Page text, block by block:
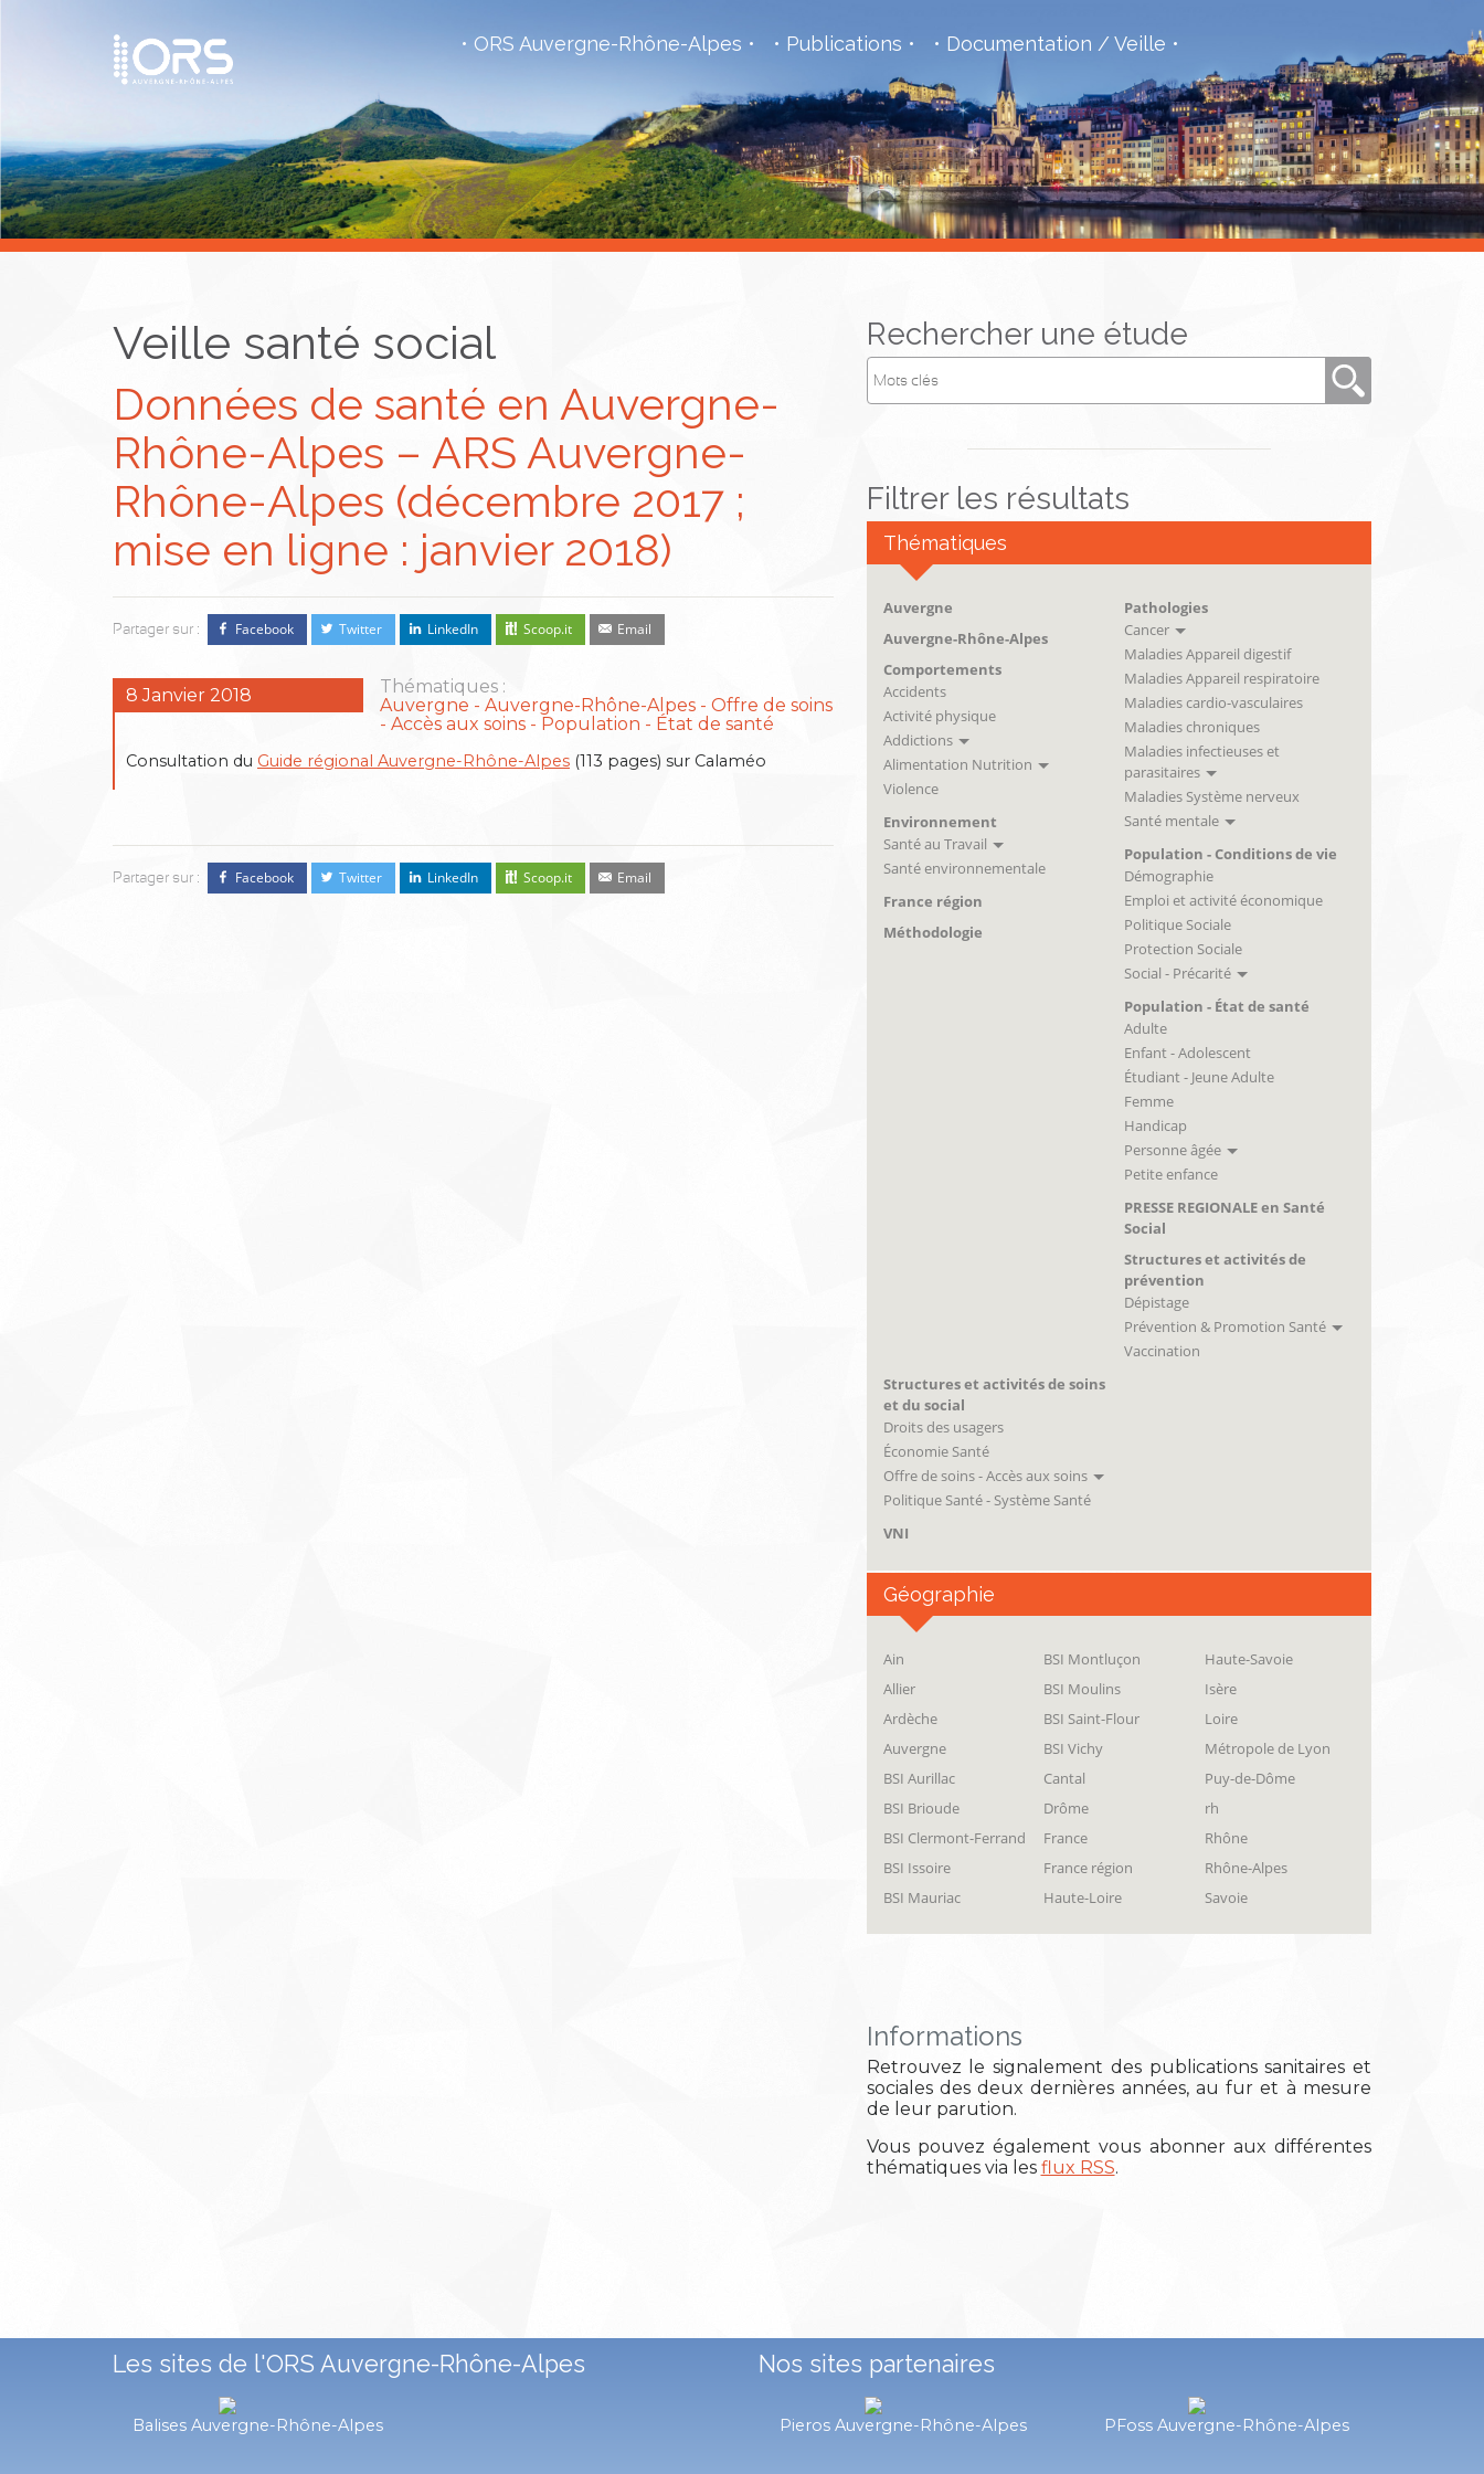
ORS Auvergne-Rhône-Alpes Publications Documentation / Veille
Rechercher une étude
Filtrer les résultats
Thématiques
Auvergne
Auvergne-Rhône-Alpes
Comportements
Accidents
Activité physique
Addictions
Alimentation Nutrition
Violence
Environnement
Santé au Travail
Santé environnementale
France région
Méthodologie
Pathologies
Cancer
Maladies Appareil digestif
Maladies Appareil respiratoire
Maladies cardio-vasculaires
Maladies chroniques
Maladies infectieuses et
parasitaires
Maladies Système nerveux
Santé mentale
Population - Conditions de vie
Démographie
Emploi et activité économique
Politique Sociale
Protection Sociale
Social - Précarité
Population - État de santé
Adulte
Enfant - Adolescent
Étudiant - Jeune Adulte
Femme
Handicap
Personne âgée
Petite enfance
PRESSE REGIONALE en Santé
Social
Structures et activités de
prévention
Dépistage
Prévention & Promotion Santé
Vaccination
Structures et activités de soins
et du social
Droits des usagers
Économie Santé
Offre de soins - Accès aux soins
Politique Santé - Système Santé
VNI
Géographie
Ain
Allier
Ardèche
Auvergne
BSI Aurillac
BSI Brioude
BSI Clermont-Ferrand
BSI Issoire
BSI Mauriac
BSI Montluçon
BSI Moulins
BSI Saint-Flour
BSI Vichy
Cantal
Drôme
France
France région
Haute-Loire
Haute-Savoie
Isère
Loire
Métropole de Lyon
Puy-de-Dôme
rh
Rhône
Rhône-Alpes
Savoie
Informations
Retrouvez le signalement des publications sanitaires et
sociales des deux dernières années, au fur et à mesure
de leur parution.
Vous pouvez également vous abonner aux différentes
thématiques via les flux RSS.
Veille santé social
Données de santé en Auvergne-
Rhône-Alpes – ARS Auvergne-
Rhône-Alpes (décembre 2017 ;
mise en ligne : janvier 2018)
Partager sur : Facebook Twitter LinkedIn Scoop.it Email
8 Janvier 2018
Thématiques :
Auvergne
Auvergne-Rhône-Alpes
Offre de soins
- Accès aux soins
Population - État de santé
Consultation du Guide régional Auvergne-Rhône-Alpes (113 pages) sur Calaméo
Partager sur : Facebook Twitter LinkedIn Scoop.it Email
Les sites de l'ORS Auvergne-Rhône-Alpes
Balises Auvergne-Rhône-Alpes
Nos sites partenaires
Pieros Auvergne-Rhône-Alpes PFoss Auvergne-Rhône-Alpes